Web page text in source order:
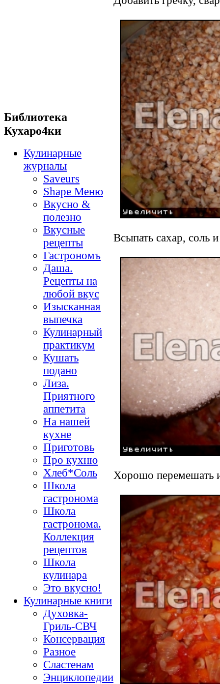
Библиотека
Кухаро4ки
Кулинарные
журналы
Saveurs
Shape Меню
Вкусно &
полезно
Вкусные
рецепты
Гастрономъ
Даша.
Рецепты на
любой вкус
Изысканная
выпечка
Кулинарный
практикум
Кушать
подано
Лиза.
Приятного
аппетита
На нашей
кухне
Приготовь
Про кухню
Хлеб*Соль
Школа
гастронома
Школа
гастронома.
Коллекция
рецептов
Школа
кулинара
Это вкусно!
Кулинарные книги
Духовка-
Гриль-СВЧ
Консервация
Разное
Сластенам
Энциклопедии
Всыпать сахар, соль
Хорошо перемешать